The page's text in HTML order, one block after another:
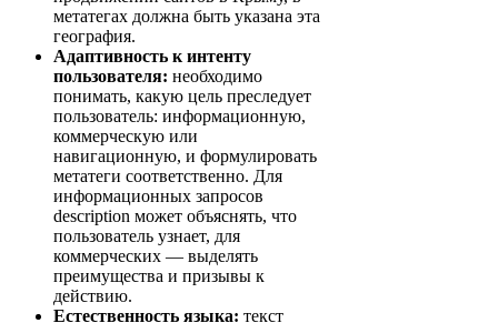
метатегах должна быть указана эта
география.
Адаптивность к интенту
пользователя: необходимо
понимать, какую цель преследует
пользователь: информационную,
коммерческую или
навигационную, и формулировать
метатеги соответственно. Для
информационных запросов
description может объяснять, что
пользователь узнает, для
коммерческих — выделять
преимущества и призывы к
действию.
Естественность языка: текст